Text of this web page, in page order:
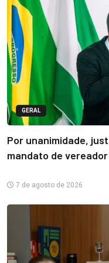
GERAL
Por unanimidade,
mandato de
7 de agosto de 2026